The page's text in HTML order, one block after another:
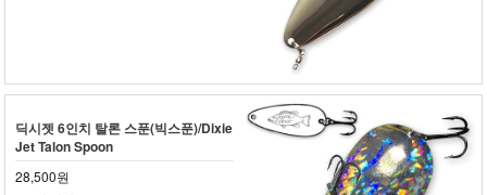
딕시젯 6인치 탈론 스푼(빅스푼)/Dixie
Jet Talon Spoon
28,500원